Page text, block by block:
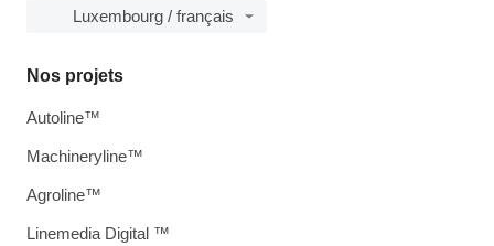
Luxembourg / français
Nos projets
Autoline™
Machineryline™
Agroline™
Linemedia Digital ™